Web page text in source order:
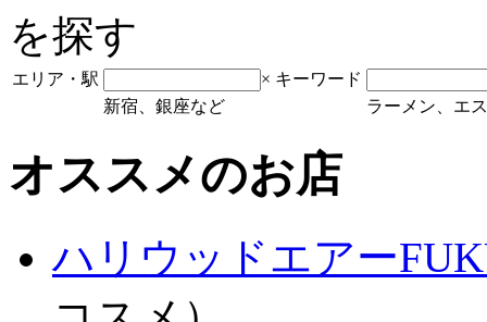
エリア・駅 × キーワード
新宿、銀座など
ラーメン、エ
オススメのお店
ハリウッドエアー